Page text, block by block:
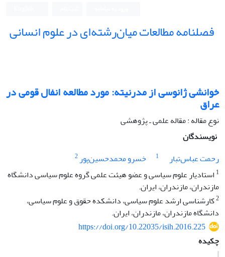
فصلنامه مطالعات میان‌رشته‌ای در علوم انسانی
خوانشی ژانوسی از مدرنیته: مورد مطالعه انفال قومی در
عراق
نوع مقاله : مقاله علمی ـ پژوهشی
نویسندگان
رحمت عباس‌تبار
1 خسرو محمدحسین‌پور2
1 استادیار علوم سیاسی و عضو هیئت علمی گروه علوم سیاسی دانشگاه
مازندران، مازندران، ایران.
2کارشناسی ارشد علوم سیاسی، دانشکده حقوق و علوم سیاسی،
دانشگاه مازندران، مازندران، ایران.
https://doi.org/10.22035/isih.2016.225
چکیده